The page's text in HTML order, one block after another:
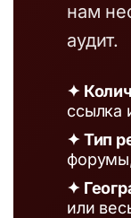
нам
аудит.
✦
ссылка
✦ Тип
✦
или